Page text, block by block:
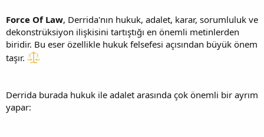
Force Of Law, Derrida'nın hukuk, adalet, karar, sorumluluk ve
dekonstrüksiyon ilişkisini tartıştığı en önemli metinlerden
biridir. Bu eser özellikle hukuk felsefesi açısından büyük önem
taşır.
Derrida burada hukuk ile adalet arasında çok önemli bir ayrım
yapar: